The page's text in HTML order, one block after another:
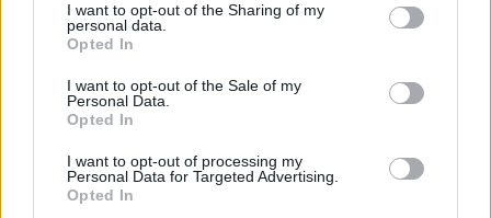
I want to opt-out of the Sharing of my
personal data.
Opted In
I want to opt-out of the Sale of my
Personal Data.
Opted In
I want to opt-out of processing my
Personal Data for Targeted Advertising.
Opted In
Carlucci, Bevilacqua, Solinas, Souare e Galic
7 Ago 2026